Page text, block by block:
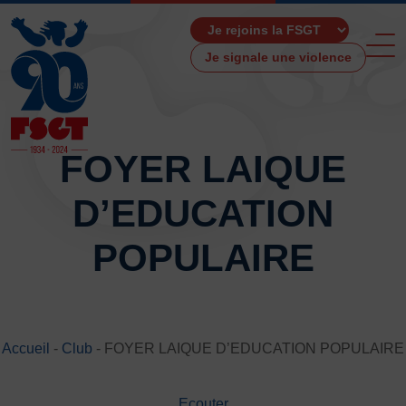
Je signale une violence
ACCUEIL
Présentation
Partenaires
FOYER LAIQUE
D’EDUCATION
POPULAIRE
Accueil - Club - FOYER LAIQUE D’EDUCATION POPULAIRE